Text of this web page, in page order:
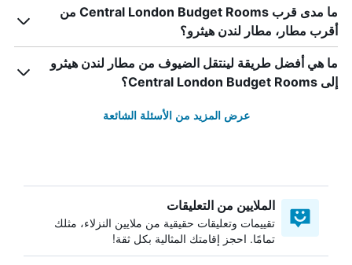
ما مدى قرب Central London Budget Rooms من
أقرب مطار، مطار لندن هيثرو؟
ما هي أفضل طريقة لينتقل الضيوف من مطار لندن هيثرو
إلى Central London Budget Rooms؟
عرض المزيد من الأسئلة الشائعة
الملايين من التعليقات
تقييمات وتعليقات حقيقية من ملايين النزلاء، مثلك
تمامًا. احجز إقامتك المثالية بكل ثقة!